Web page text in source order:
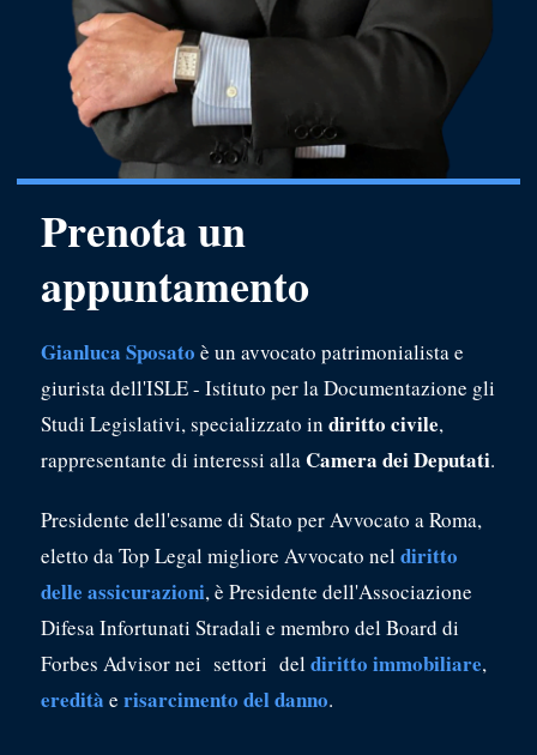
Prenota un
appuntamento
Gianluca Sposato è un avvocato patrimonialista e
giurista dell'ISLE - Istituto per la Documentazione gli
Studi Legislativi, specializzato in diritto civile,
rappresentante di interessi allaCamera dei Deputati.
Presidente dell'esame di Stato per Avvocato a Roma,
eletto da Top Legal migliore Avvocato neldiritto
delle assicurazioni, è Presidente dell'Associazione
Difesa Infortunati Stradali e membro del Board di
Forbes Advisor nei settori deldiritto immobiliare,
eredità e risarcimento del danno.